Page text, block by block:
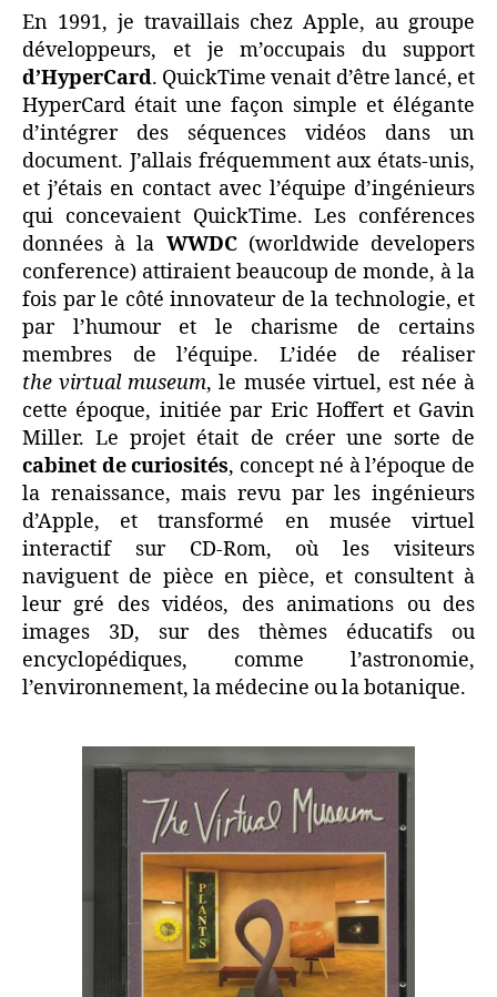
Museum
En 1991, je travaillais chez Apple, au groupe
développeurs, et je m’occupais du support
d’HyperCard. QuickTime venait d’être lancé, et
HyperCard était une façon simple et élégante
d’intégrer des séquences vidéos dans un
document. J’allais fréquemment aux états-unis,
et j’étais en contact avec l’équipe d’ingénieurs
qui concevaient QuickTime. Les conférences
données à la WWDC(worldwide developers
conference) attiraient beaucoup de monde, à la
fois par le côté innovateur de la technologie, et
par l’humour et le charisme de certains
membres de l’équipe. L’idée de réaliser
the virtual museum, le musée virtuel, est née à
cette époque, initiée par Eric Hoffert et Gavin
Miller. Le projet était de créer une sorte de
cabinet de curiosités, concept né à l’époque de
la renaissance, mais revu par les ingénieurs
d’Apple, et transformé en musée virtuel
interactif sur CD-Rom, où les visiteurs
naviguent de pièce en pièce, et consultent à
leur gré des vidéos, des animations ou des
images 3D, sur des thèmes éducatifs ou
encyclopédiques, comme l’astronomie,
l’environnement, la médecine ou la botanique.